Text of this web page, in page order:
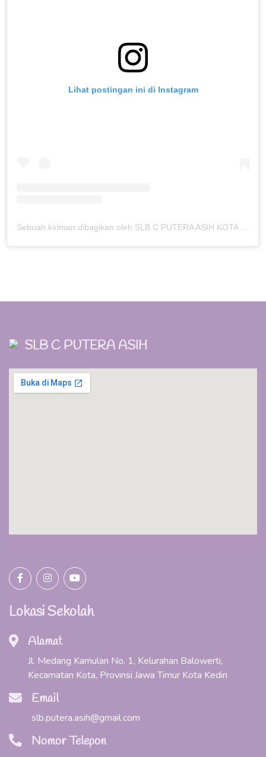
Lihat postingan ini di Instagram
SLB C PUTERA ASIH
Lokasi Sekolah
Alamat
Jl. Medang Kamulan No. 1, Kelurahan Balowerti,
Kecamatan Kota, Provinsi Jawa Timur Kota Kediri
Email
slb.putera.asih@gmail.com
Nomor Telepon